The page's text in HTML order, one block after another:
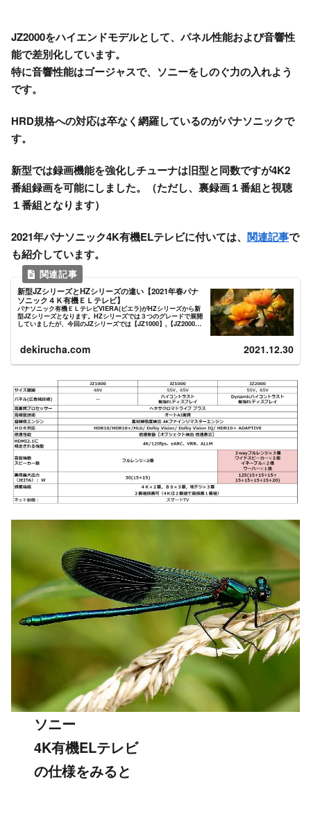
JZ2000をハイエンドモデルとして、パネル性能および音響性
能で差別化しています。
特に音響性能はゴージャスで、ソニーをしのぐ力の入れよう
です。
HRD規格への対応は卒なく網羅しているのがパナソニックで
す。
新型では録画機能を強化しチューナは旧型と同数ですが4K2
番組録画を可能にしました。（ただし、裏録画１番組と視聴
１番組となります）
2021年パナソニック4K有機ELテレビに付いては、 関連記事で
も紹介しています。
新型JZシリーズとHZシリーズの違い【2021年春パナ
ソニック４Ｋ有機ＥＬテレビ】
パナソニック有機ＥＬテレビVIERA(ビエラ)がHZシリーズから新
型JZシリーズとなります。HZシリーズでは３つのグレードで展開
していましたが、今回のJZシリーズでは【JZ1000】,【JZ2000】
dekirucha.com 2021.12.30
ソニー
4K有機ELテレビ
の仕様をみると